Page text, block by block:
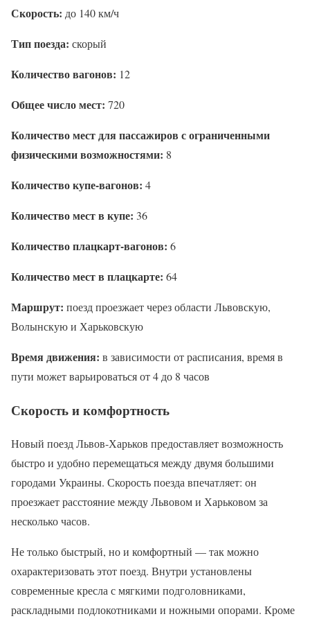
Скорость: до 140 км/ч
Тип поезда: скорый
Количество вагонов: 12
Общее число мест: 720
Количество мест для пассажиров с ограниченными
физическими возможностями: 8
Количество купе-вагонов: 4
Количество мест в купе: 36
Количество плацкарт-вагонов: 6
Количество мест в плацкарте: 64
Маршрут: поезд проезжает через области Львовскую,
Волынскую и Харьковскую
Время движения: в зависимости от расписания, время в
пути может варьироваться от 4 до 8 часов
Скорость и комфортность
Новый поезд Львов-Харьков предоставляет возможность
быстро и удобно перемещаться между двумя большими
городами Украины. Скорость поезда впечатляет: он
проезжает расстояние между Львовом и Харьковом за
несколько часов.
Не только быстрый, но и комфортный — так можно
охарактеризовать этот поезд. Внутри установлены
современные кресла с мягкими подголовниками,
раскладными подлокотниками и ножными опорами. Кроме